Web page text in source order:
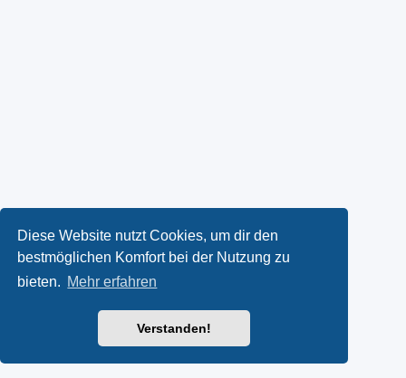
Diese Website nutzt Cookies, um dir den
bestmöglichen Komfort bei der Nutzung zu
bieten. Mehr erfahren
Verstanden!